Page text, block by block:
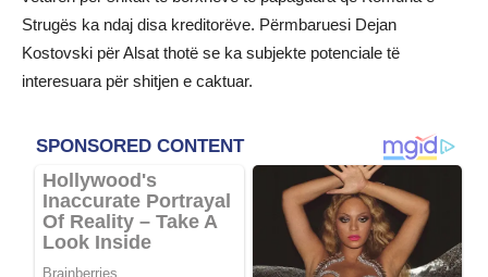
Strugës ka ndaj disa kreditorëve. Përmbaruesi Dejan
Kostovski për Alsat thotë se ka subjekte potenciale të
interesuara për shitjen e caktuar.